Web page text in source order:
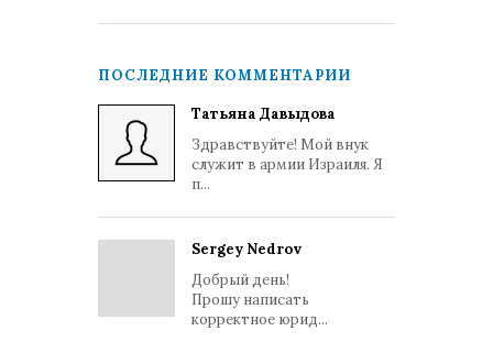
ПОСЛЕДНИЕ КОММЕНТАРИИ
Татьяна Давыдова
Здравствуйте! Мой внук
служит в армии Израиля. Я
п...
Sergey Nedrov
Добрый день!
Прошу написать
корректное юрид...